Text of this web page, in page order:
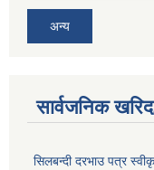
अन्य
सार्वजनिक
सिलबन्दी दरभाउ पत्र